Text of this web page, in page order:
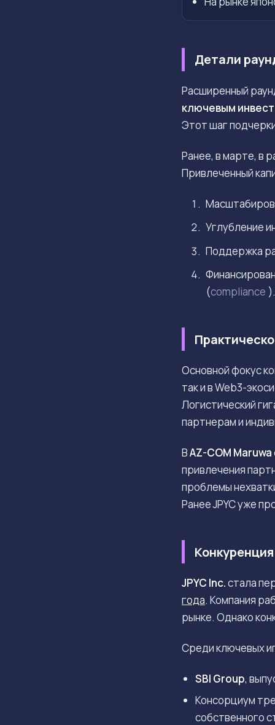
Детали
Расширенный
ключевым
Этот шаг
Ранее, в марте, в
Привлеченный
Углубление
Поддержка
(compliance
Основной фокус
так и в Web3-
Логистический
партнерам и
ВAZ-COM Maruwa
привлечения
проблемы
Ранее JPYC уже
JPYC Inc.стала
года. Компания
рынке. Однако
Среди ключевых
SBI Group,
Консорциум
собственного